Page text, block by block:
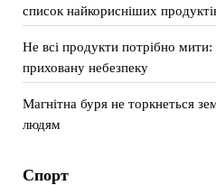
список найкорисніших
Не всі продукти потрібно
приховану небезпеку
Магнітна буря не торкнеться
людям
Спорт